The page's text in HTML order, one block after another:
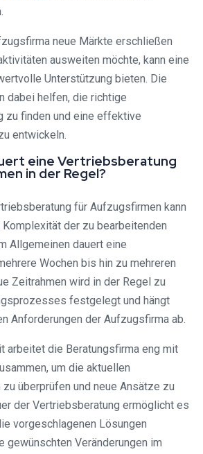
neue Märkte erschließen
ausweiten möchte, kann eine
Unterstützung bieten. Die
dabei helfen, die richtige
zu finden und eine effektive
entwickeln.
eine Vertriebsberatung
in der Regel?
für Aufzugsfirmen kann
Komplexität der zu bearbeitenden
Allgemeinen dauert eine
Wochen bis hin zu mehreren
Zeitrahmen wird in der Regel zu
festgelegt und hängt
Anforderungen der Aufzugsfirma ab.
arbeitet die Beratungsfirma eng mit
um die aktuellen
überprüfen und neue Ansätze zu
der Vertriebsberatung ermöglicht es
vorgeschlagenen Lösungen
gewünschten Veränderungen im